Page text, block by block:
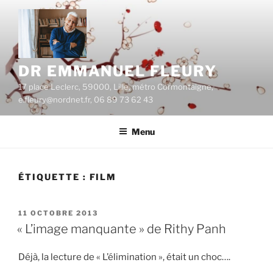
Aller
contenu
principal
DR EMMANUEL FLEURY
17 place Leclerc, 59000, Lille, métro Cormontaigne,
e.fleury@nordnet.fr, 06 89 73 62 43
Menu
ÉTIQUETTE : FILM
PUBLIÉ
LE
11 OCTOBRE 2013
« L’image manquante » de Rithy Panh
Déjà, la lecture de « L’élimination », était un choc….